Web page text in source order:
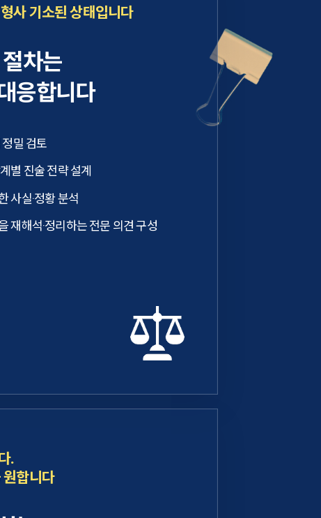
사 기소된 상태입니다
차는
응합니다
정밀 검토
별 진술 전략 설계
사실·정황 분석
재해석·정리하는 전문 의견 구성
.
원합니다